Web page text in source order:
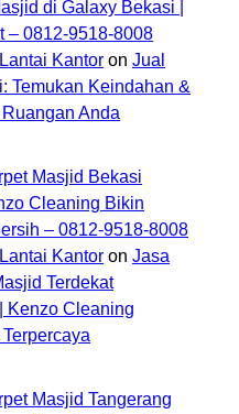
di Galaxy Bekasi |
– 0812-9518-8008
Kantor on Jual
Temukan Keindahan &
Anda
Masjid Bekasi
Cleaning Bikin
– 0812-9518-8008
Kantor on Jasa
Terdekat
Kenzo Cleaning
Masjid Tangerang